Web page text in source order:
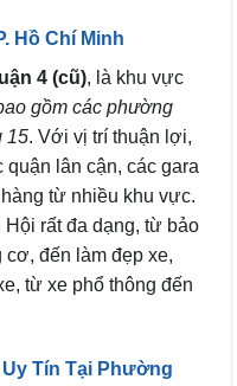
Hồ Chí Minh
4 (cũ), là khu vực
gồm các phường
15. Với vị trí thuận lợi,
quận lân cận, các gara
từ nhiều khu vực.
rất đa dạng, từ bảo
đến làm đẹp xe,
từ xe phổ thông đến
Tín Tại Phường